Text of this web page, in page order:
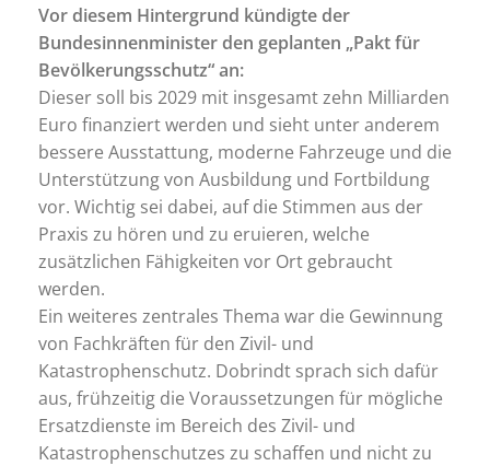
Vor diesem Hintergrund kündigte der
Bundesinnenminister den geplanten „Pakt für
Bevölkerungsschutz“ an:
Dieser soll bis 2029 mit insgesamt zehn Milliarden
Euro finanziert werden und sieht unter anderem
bessere Ausstattung, moderne Fahrzeuge und die
Unterstützung von Ausbildung und Fortbildung
vor. Wichtig sei dabei, auf die Stimmen aus der
Praxis zu hören und zu eruieren, welche
zusätzlichen Fähigkeiten vor Ort gebraucht
werden.
Ein weiteres zentrales Thema war die Gewinnung
von Fachkräften für den Zivil- und
Katastrophenschutz. Dobrindt sprach sich dafür
aus, frühzeitig die Voraussetzungen für mögliche
Ersatzdienste im Bereich des Zivil- und
Katastrophenschutzes zu schaffen und nicht zu